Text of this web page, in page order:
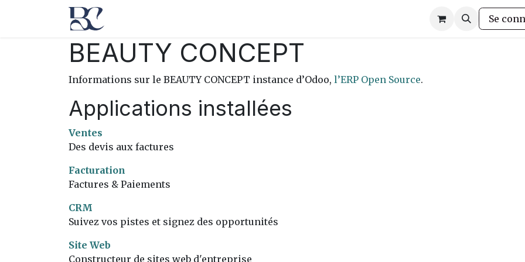
Se rendre au contenu
Témoignage Se
BEAUTY CONCEPT
Informations sur le BEAUTY CONCEPT instance d’Odoo, l’ERP Open Source.
Applications installées
Ventes
Des devis aux factures
Facturation
Factures & Paiements
CRM
Suivez vos pistes et signez des opportunités
Site Web
Constructeur de sites web d'entreprise